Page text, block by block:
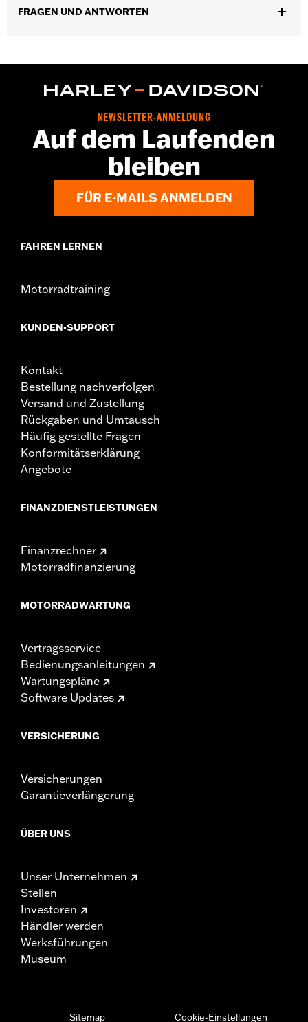
In der Box: Kabelbaum und Installationsanleitung
FRAGEN UND ANTWORTEN
NEWSLETTER-ANMELDUNG
Auf dem Laufenden
bleiben
FÜR E-MAILS ANMELDEN
FAHREN LERNEN
Motorradtraining
KUNDEN-SUPPORT
Kontakt
Bestellung nachverfolgen
Versand und Zustellung
Rückgaben und Umtausch
Häufig gestellte Fragen
Konformitätserklärung
Angebote
FINANZDIENSTLEISTUNGEN
Finanzrechner
Motorradfinanzierung
MOTORRADWARTUNG
Vertragsservice
Bedienungsanleitungen
Wartungspläne
Software Updates
VERSICHERUNG
Versicherungen
Garantieverlängerung
ÜBER UNS
Unser Unternehmen
Stellen
Investoren
Händler werden
Werksführungen
Museum
Sitemap Cookie-Einstellungen